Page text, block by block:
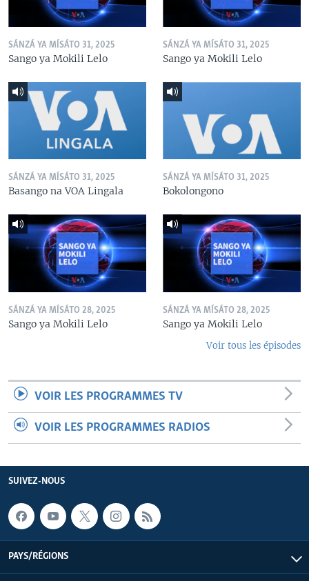
SÁNZÁ YA MÍSÁTO 31, 2025
Sango ya Mokili Lelo
SÁNZÁ YA MÍSÁTO 31, 2025
Sango ya Mokili Lelo
SÁNZÁ YA MÍSÁTO 31, 2025
Basango na VOA Lingala
SÁNZÁ YA MÍSÁTO 31, 2025
Bokolongono
SÁNZÁ YA MÍSÁTO 28, 2025
Sango ya Mokili Lelo
SÁNZÁ YA MÍSÁTO 28, 2025
Sango ya Mokili Lelo
Voir tous les épisodes
VOIR LES PROGRAMMES TV
VOIR LES PROGRAMMES RADIOS
SUIVEZ-NOUS
PAYS/RÉGIONS